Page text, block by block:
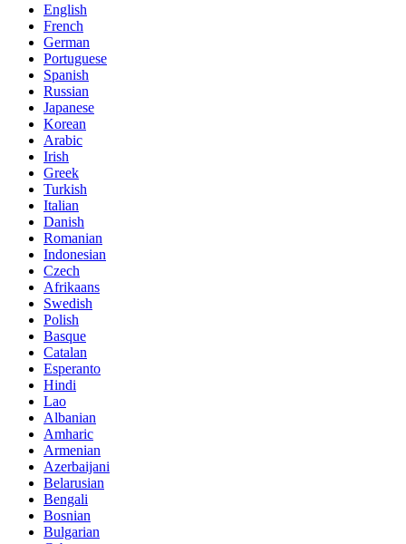
English
French
German
Portuguese
Spanish
Russian
Japanese
Korean
Arabic
Irish
Greek
Turkish
Italian
Danish
Romanian
Indonesian
Czech
Afrikaans
Swedish
Polish
Basque
Catalan
Esperanto
Hindi
Lao
Albanian
Amharic
Armenian
Azerbaijani
Belarusian
Bengali
Bosnian
Bulgarian